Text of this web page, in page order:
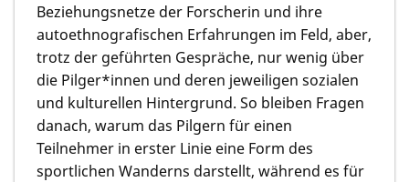
Beziehungsnetze der Forscherin und ihre
autoethnografischen Erfahrungen im Feld, aber,
trotz der geführten Gespräche, nur wenig über
die Pilger*innen und deren jeweiligen sozialen
und kulturellen Hintergrund. So bleiben Fragen
danach, warum das Pilgern für einen
Teilnehmer in erster Linie eine Form des
sportlichen Wanderns darstellt, während es für